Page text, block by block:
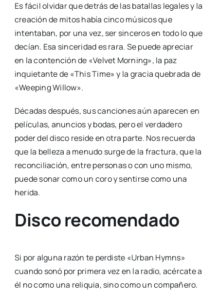
Es fácil olvidar que detrás de las batallas legales y la
creación de mitos había cinco músicos que
intentaban, por una vez, ser sinceros en todo lo que
decían. Esa sinceridad es rara. Se puede apreciar
en la contención de «Velvet Morning», la paz
inquietante de «This Time» y la gracia quebrada de
«Weeping Willow».
Décadas después, sus canciones aún aparecen en
películas, anuncios y bodas, pero el verdadero
poder del disco reside en otra parte. Nos recuerda
que la belleza a menudo surge de la fractura, que la
reconciliación, entre personas o con uno mismo,
puede sonar como un coro y sentirse como una
herida.
Disco recomendado
Si por alguna razón te perdiste «Urban Hymns»
cuando sonó por primera vez en la radio, acércate a
él no como una reliquia, sino como un compañero.